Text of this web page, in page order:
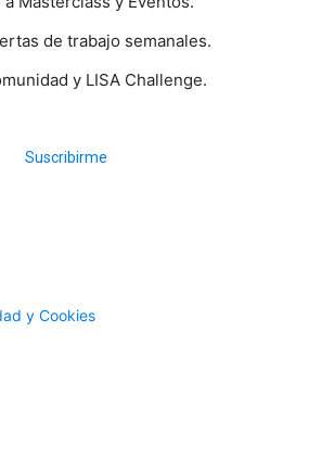
de trabajo semanales.
y LISA Challenge.
Suscribirme
y Cookies